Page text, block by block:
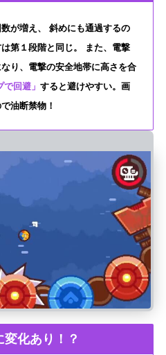
が増え、 斜めにも通過するの
第１段階と同じ。 また、電撃
り、電撃の安全地帯に高さを合
で回避」すると避けやすい。画
油断禁物！
化あり！？